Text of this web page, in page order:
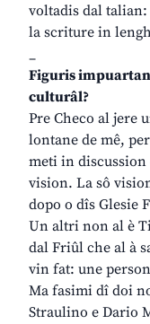
voltadis dal
la scriture in
_
Figuris
culturâl?
Pre Checo al jere
lontane de mê,
meti in discussion
vision. La sô
dopo o dîs Glesie
Un altri non al è
dal Friûl che al à
vin fat: une
Ma fasimi dî doi
Straulino e Dario